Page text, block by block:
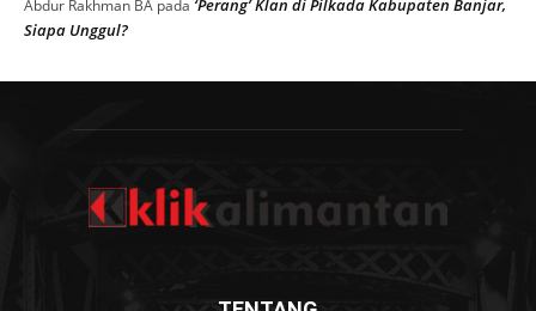
Abdur Rakhman BA pada ‘Perang’ Klan di Pilkada Kabupaten Banjar,
Siapa Unggul?